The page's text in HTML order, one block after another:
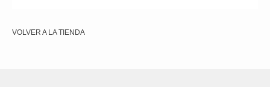
VOLVER A LA TIENDA